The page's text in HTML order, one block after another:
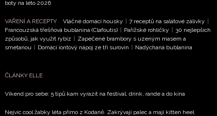
boty na léto 2026
VAŘENÍ A RECEPTY Vláčné domácí housky | 7 receptů na salátové zálivky |
Francouzská třešňová bublanina (Clafoutis) | Pařížské rohlíčky | 30 nejlepších
způsobů, jak využít rybíz | Zapečené brambory s uzeným masem a
smetanou | Domácí iontový nápoj ze tří surovin | Nadýchaná bublanina
ČLÁNKY ELLE
Víkend pro sebe: 5 tipů kam vyrazit na festival, drink, rande a do kina
Nejvíc cool žabky léta přímo z Kodaně. Zakrývají palec a mají kitten heel